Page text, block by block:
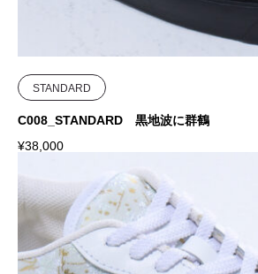
STANDARD
C008_STANDARD 黒地波に群鶴
¥38,000